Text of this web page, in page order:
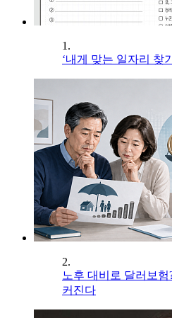
1.
‘내게 맞는 일자리 찾
2.
노후 대비로 달러보
커진다